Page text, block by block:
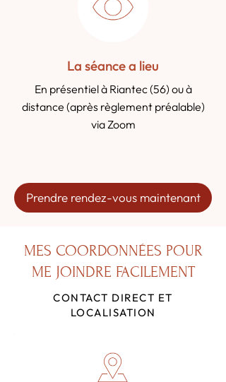
La séance a lieu
En présentiel à Riantec (56) ou à
distance (après règlement préalable)
via Zoom
Prendre rendez-vous maintenant
MES COORDONNÉES POUR
ME JOINDRE FACILEMENT
CONTACT DIRECT ET
LOCALISATION